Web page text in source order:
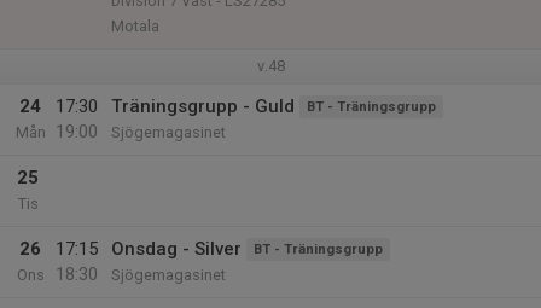
Motala
v.48
24
Mån
17:30
19:00
Träningsgrupp - Guld BT - Träningsgrupp
Sjögemagasinet
25
Tis
26
Ons
17:15
18:30
Onsdag - Silver BT - Träningsgrupp
Sjögemagasinet